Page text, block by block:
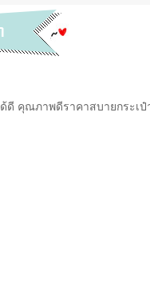
ดี คุณภาพดีราคาสบายกระเป๋